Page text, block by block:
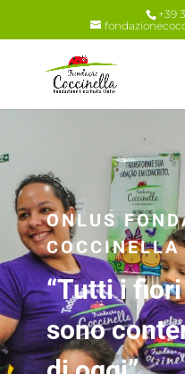
+39
ONLUS
COCCINELLA
“Tutti i
sono